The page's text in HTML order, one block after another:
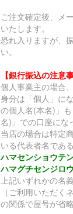
ご注文確定後、メ
いたします。
恐れ入りますが、
い。
【銀行振込の注意
個人事業主の場合
身分は「個人」に
の個人名(本名)」
名)」での口座にな
当店の場合は特定
いる代表者名である
ハマセンショウテ
ハマグチセンジロウ
上記いずれかの名
（ご利用いただく
の関係で屋号が省